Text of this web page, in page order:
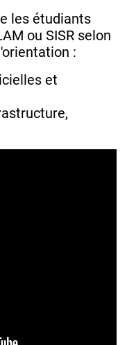
les étudiants
ou SISR selon
:
et